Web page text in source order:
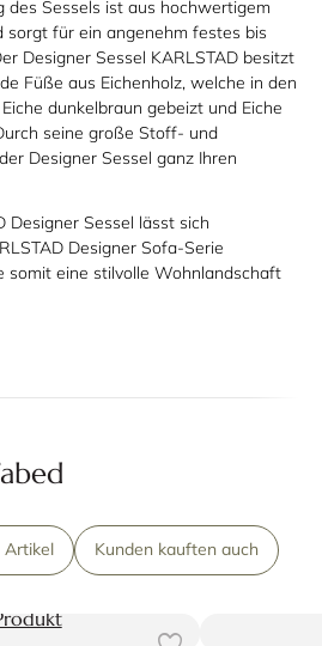
des Sessels ist aus hochwertigem
sorgt für ein angenehm festes bis
Designer Sessel KARLSTAD besitzt
Füße aus Eichenholz, welche in den
dunkelbraun gebeizt und Eiche
seine große Stoff- und
Designer Sessel ganz Ihren
Designer Sessel lässt sich
Designer Sofa-Serie
somit eine stilvolle Wohnlandschaft
Artikel Kunden kauften auch